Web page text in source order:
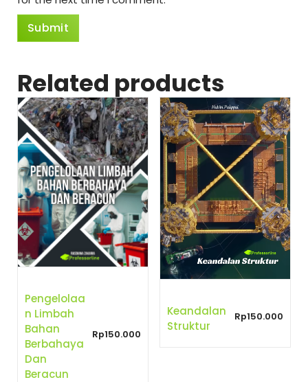
Related products
Pengelolaa
N Limbah
Bahan
Berbahaya
Dan
Beracun
Rp150.000
Keandalan
Struktur
Rp150.000